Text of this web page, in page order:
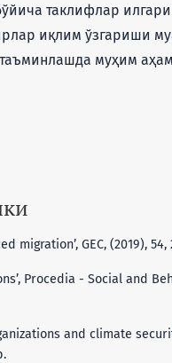
таклифлар илгари
иқлим ўзгариши
муҳим
migration’, GEC, (2019),
Procedia - Social and
and climate